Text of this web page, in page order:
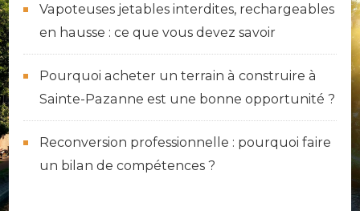
Vapoteuses jetables interdites, rechargeables
en hausse : ce que vous devez savoir
Pourquoi acheter un terrain à construire à
Sainte-Pazanne est une bonne opportunité ?
Reconversion professionnelle : pourquoi faire
un bilan de compétences ?